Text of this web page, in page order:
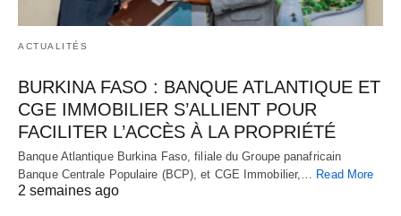
ACTUALITÉS
BURKINA FASO : BANQUE ATLANTIQUE ET
CGE IMMOBILIER S’ALLIENT POUR
FACILITER L’ACCÈS À LA PROPRIÉTÉ
Banque Atlantique Burkina Faso, filiale du Groupe panafricain
Banque Centrale Populaire (BCP), et CGE Immobilier,… Read More
2 semaines ago